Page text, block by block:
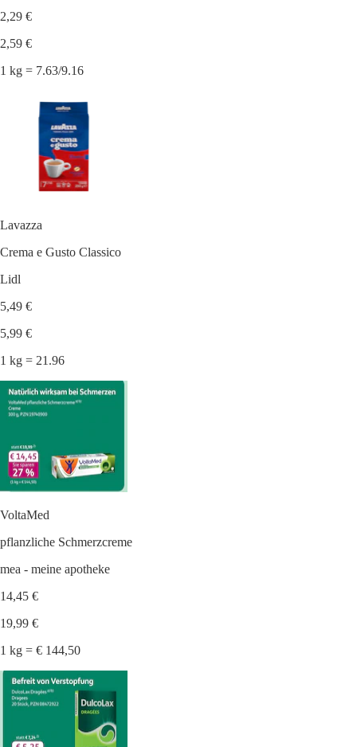
2,29 €
2,59 €
1 kg = 7.63/9.16
Lavazza
Crema e Gusto Classico
Lidl
5,49 €
5,99 €
1 kg = 21.96
VoltaMed
pflanzliche Schmerzcreme
mea - meine apotheke
14,45 €
19,99 €
1 kg = € 144,50